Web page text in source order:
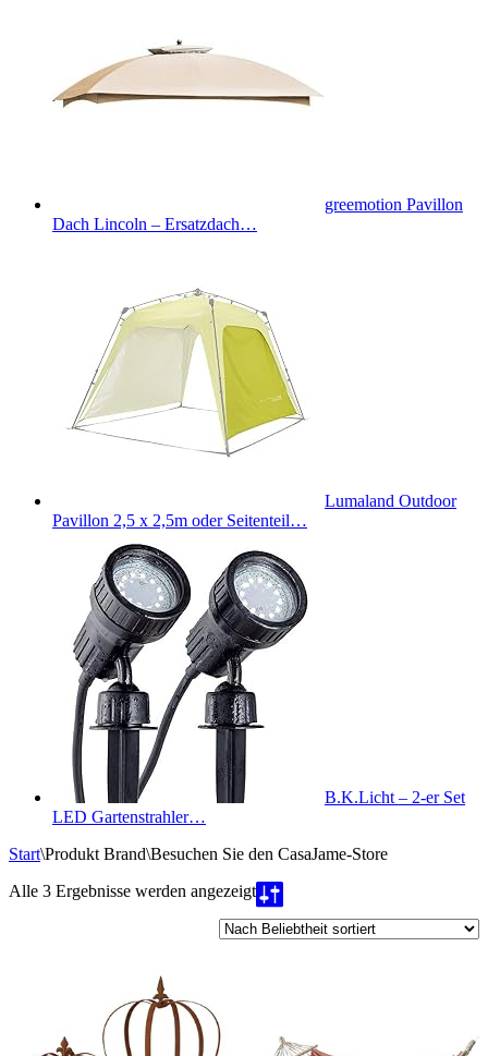
greemotion Pavillon
Dach Lincoln – Ersatzdach…
Lumaland Outdoor
Pavillon 2,5 x 2,5m oder Seitenteil…
B.K.Licht – 2-er Set
LED Gartenstrahler…
Start\Produkt Brand\Besuchen Sie den CasaJame-Store
Alle 3 Ergebnisse werden angezeigtNach
Beliebtheit
sortiert